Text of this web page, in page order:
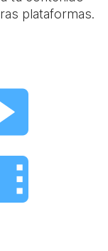
plataformas.